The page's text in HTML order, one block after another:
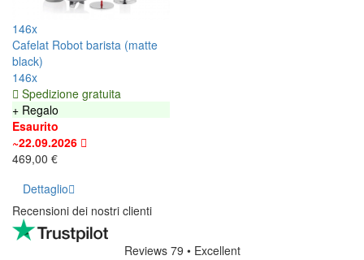
146x
Cafelat Robot barista (matte
black)
146x
Spedizione gratuita
+ Regalo
Esaurito
~22.09.2026
469,00 €
Dettaglio
Recensioni dei nostri clienti
Reviews 79 • Excellent